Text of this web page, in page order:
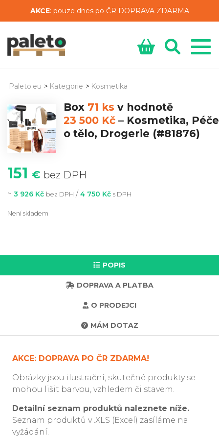
AKCE: pouze dnes po ČR DOPRAVA ZDARMA
Paleto.eu > Kategorie > Kosmetika
Box 71 ks v hodnotě
23 500 Kč – Kosmetika, Péče
o tělo, Drogerie (#81876)
151 € bez DPH
~ 3 926 Kč bez DPH / 4 750 Kč s DPH
Není skladem
POPIS
DOPRAVA A PLATBA
O PRODEJCI
MÁM DOTAZ
AKCE: DOPRAVA PO ČR ZDARMA!
Obrázky jsou ilustrační, skutečné produkty se
mohou lišit barvou, vzhledem či stavem.
Detailní seznam produktů naleznete níže.
Seznam produktů v .XLS (Excel) zasíláme na
vyžádání.